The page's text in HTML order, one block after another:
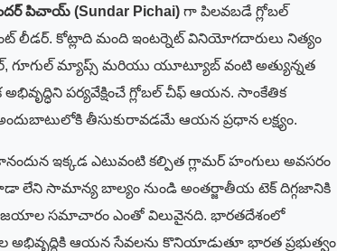
పిచాయ్ (Sundar Pichai) గా పిలవబడే గ్లోబల్
కోట్లాది మంది ఇంటర్నెట్ వినియోగదారులు నిత్యం
మ్యాప్స్ మరియు యూట్యూబ్ వంటి అత్యున్నత
పర్యవేక్షించే గ్లోబల్ చీఫ్ ఆయన. సాంకేతిక
తీసుకురావడమే ఆయన ప్రధాన లక్ష్యం.
ఇక్కడ ఎటువంటి కల్పిత గ్లామర్ హంగులు అవసరం
లేని సామాన్య బాల్యం నుండి అంతర్జాతీయ టెక్ దిగ్గజానికి
సమాచారం ఎంతో విలువైనది. భారతదేశంలో
ఆయన సేవలను కొనియాడుతూ భారత ప్రభుత్వం